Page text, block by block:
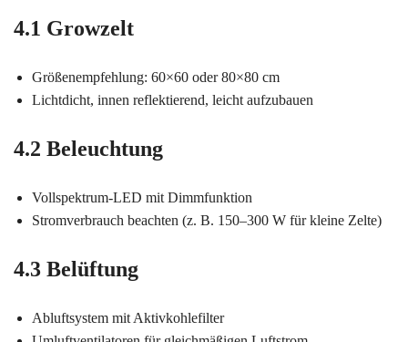
4.1 Growzelt
Größenempfehlung: 60×60 oder 80×80 cm
Lichtdicht, innen reflektierend, leicht aufzubauen
4.2 Beleuchtung
Vollspektrum-LED mit Dimmfunktion
Stromverbrauch beachten (z. B. 150–300 W für kleine Zelte)
4.3 Belüftung
Abluftsystem mit Aktivkohlefilter